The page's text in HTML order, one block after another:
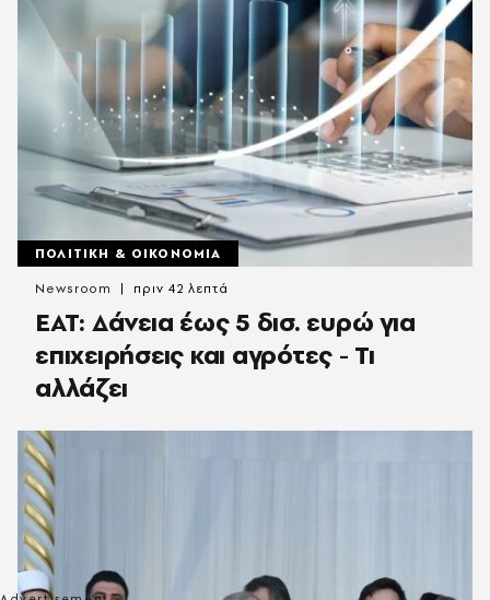
ΠΟΛΙΤΙΚΗ & ΟΙΚΟΝΟΜΙΑ
ΕΑΤ: Δάνεια έως 5 δισ. ευρώ για
επιχειρήσεις και αγρότες - Τι
αλλάζει
Newsroom πριν 42 λεπτά